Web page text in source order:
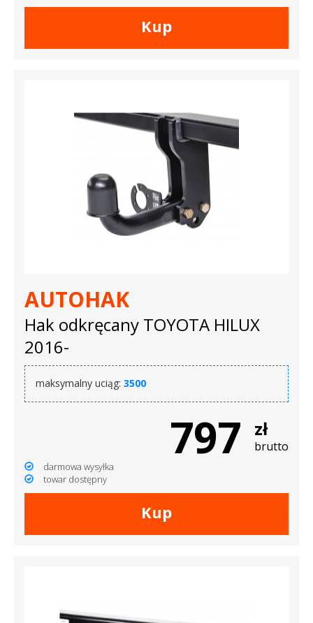
Kup
AUTOHAK
Hak odkręcany TOYOTA HILUX
2016-
maksymalny uciąg:3500
797 zł
brutto
darmowa wysyłka
towar dostępny
Kup